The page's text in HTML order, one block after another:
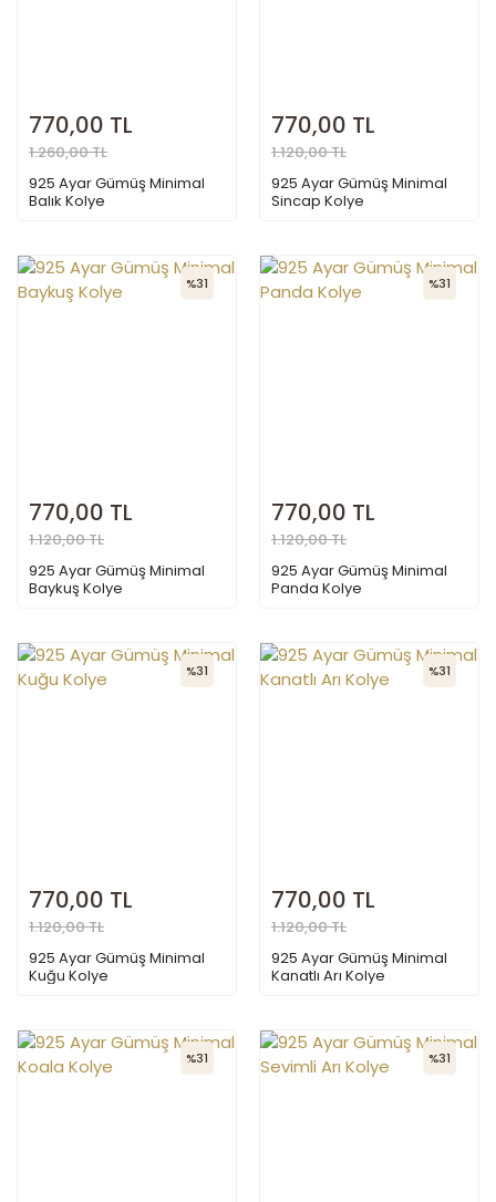
770,00 TL
1.260,00 TL
925 Ayar Gümüş Minimal
Balık Kolye
770,00 TL
1.120,00 TL
925 Ayar Gümüş Minimal
Sincap Kolye
%31
770,00 TL
1.120,00 TL
925 Ayar Gümüş Minimal
Baykuş Kolye
%31
770,00 TL
1.120,00 TL
925 Ayar Gümüş Minimal
Panda Kolye
%31
770,00 TL
1.120,00 TL
925 Ayar Gümüş Minimal
Kuğu Kolye
%31
770,00 TL
1.120,00 TL
925 Ayar Gümüş Minimal
Kanatlı Arı Kolye
%31 %31